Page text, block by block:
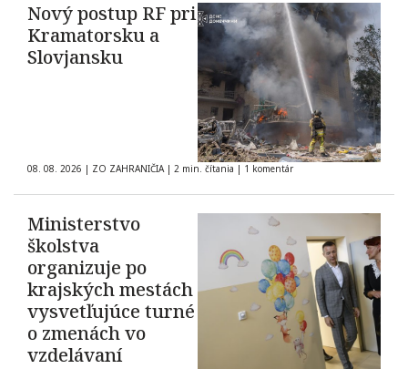
Nový postup RF pri
Kramatorsku a
Slovjansku
08. 08. 2026 | ZO ZAHRANIČIA | 2 min. čítania | 1 komentár
Ministerstvo
školstva
organizuje po
krajských mestách
vysvetľujúce turné
o zmenách vo
vzdelávaní